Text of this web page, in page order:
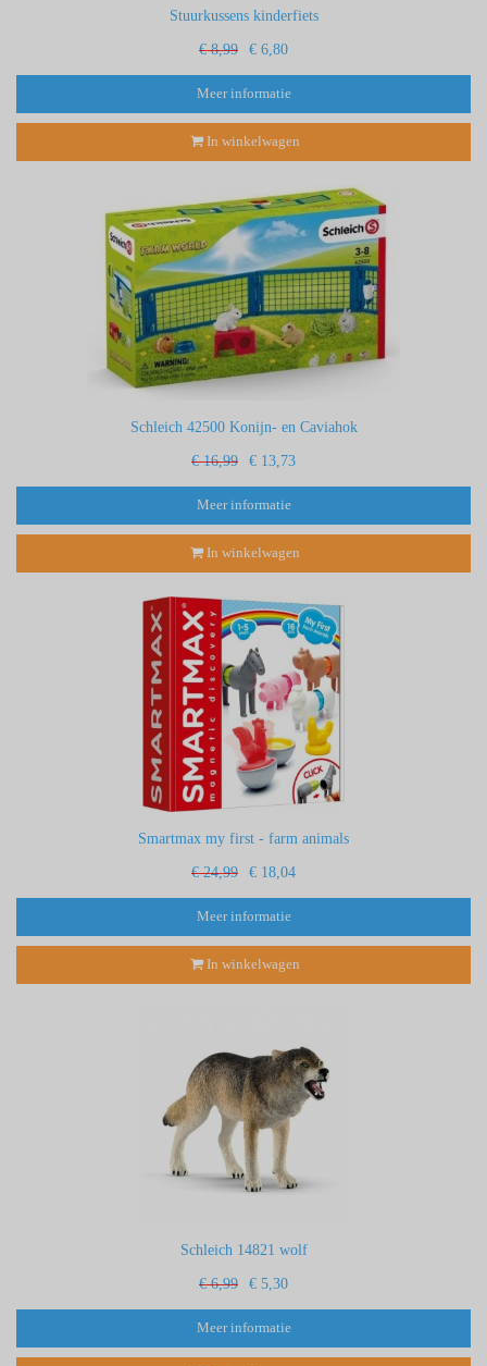
Stuurkussens kinderfiets
€ 8,99 € 6,80
Meer informatie
In winkelwagen
Schleich 42500 Konijn- en Caviahok
€ 16,99 € 13,73
Meer informatie
In winkelwagen
Smartmax my first - farm animals
€ 24,99 € 18,04
Meer informatie
In winkelwagen
Schleich 14821 wolf
€ 6,99 € 5,30
Meer informatie